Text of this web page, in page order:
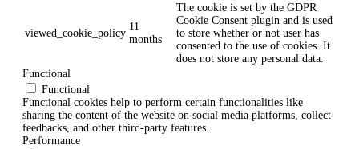
viewed_cookie_policy
11
months
The cookie is set by the GDPR
Cookie Consent plugin and is used
to store whether or not user has
consented to the use of cookies. It
does not store any personal data.
Functional
Functional
Functional cookies help to perform certain functionalities like
sharing the content of the website on social media platforms, collect
feedbacks, and other third-party features.
Performance